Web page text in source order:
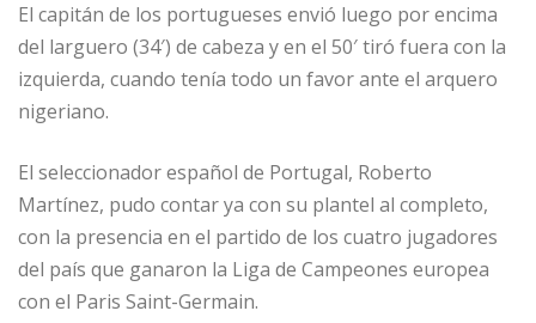
El capitán de los portugueses envió luego por encima
del larguero (34′) de cabeza y en el 50′ tiró fuera con la
izquierda, cuando tenía todo un favor ante el arquero
nigeriano.
El seleccionador español de Portugal, Roberto
Martínez, pudo contar ya con su plantel al completo,
con la presencia en el partido de los cuatro jugadores
del país que ganaron la Liga de Campeones europea
con el Paris Saint-Germain.